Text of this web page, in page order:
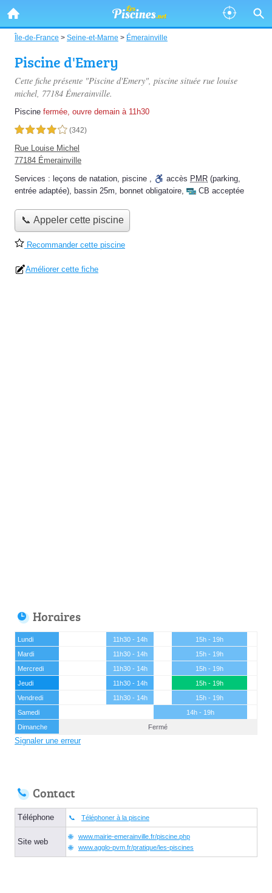
Île-de-France > Seine-et-Marne > Émerainville
Piscine d'Emery
Cette fiche présente "Piscine d'Emery", piscine située rue louise
michel, 77184 Émerainville.
Piscine fermée, ouvre demain à 11h30
4,0 étoiles sur 5 (342)
Rue Louise Michel
77184 Émerainville
Services : leçons de natation, piscine , accès PMR (parking,
entrée adaptée), bassin 25m, bonnet obligatoire, CB acceptée
📞 Appeler cette piscine
Recommander cette piscine
Améliorer cette fiche
Horaires
Lundi 11h30 - 14h
15h - 19h
Mardi
11h30 - 14h
15h - 19h
Mercredi
11h30 - 14h
15h - 19h
Jeudi
11h30 - 14h
15h - 19h
Vendredi
11h30 - 14h
15h - 19h
Samedi
14h - 19h
Dimanche
Fermé
Signaler une erreur
Contact
Téléphone Téléphoner à la piscine
Site web
www.mairie-emerainville.fr/piscine.php
www.agglo-pvm.fr/pratique/les-piscines